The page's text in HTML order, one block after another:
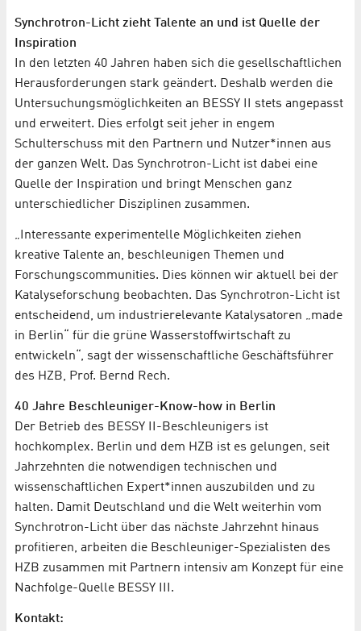
Synchrotron-Licht zieht Talente an und ist Quelle der
Inspiration
In den letzten 40 Jahren haben sich die gesellschaftlichen
Herausforderungen stark geändert. Deshalb werden die
Untersuchungsmöglichkeiten an BESSY II stets angepasst
und erweitert. Dies erfolgt seit jeher in engem
Schulterschuss mit den Partnern und Nutzer*innen aus
der ganzen Welt. Das Synchrotron-Licht ist dabei eine
Quelle der Inspiration und bringt Menschen ganz
unterschiedlicher Disziplinen zusammen.
„Interessante experimentelle Möglichkeiten ziehen
kreative Talente an, beschleunigen Themen und
Forschungscommunities. Dies können wir aktuell bei der
Katalyseforschung beobachten. Das Synchrotron-Licht ist
entscheidend, um industrierelevante Katalysatoren „made
in Berlin“ für die grüne Wasserstoffwirtschaft zu
entwickeln“, sagt der wissenschaftliche Geschäftsführer
des HZB, Prof. Bernd Rech.
40 Jahre Beschleuniger-Know-how in Berlin
Der Betrieb des BESSY II-Beschleunigers ist
hochkomplex. Berlin und dem HZB ist es gelungen, seit
Jahrzehnten die notwendigen technischen und
wissenschaftlichen Expert*innen auszubilden und zu
halten. Damit Deutschland und die Welt weiterhin vom
Synchrotron-Licht über das nächste Jahrzehnt hinaus
profitieren, arbeiten die Beschleuniger-Spezialisten des
HZB zusammen mit Partnern intensiv am Konzept für eine
Nachfolge-Quelle BESSY III.
Kontakt: